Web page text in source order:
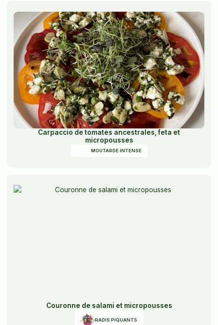
Carpaccio de tomates ancestrales, feta et
micropousses
MOUTARDE INTENSE
Couronne de salami et micropousses
RADIS PIQUANTS